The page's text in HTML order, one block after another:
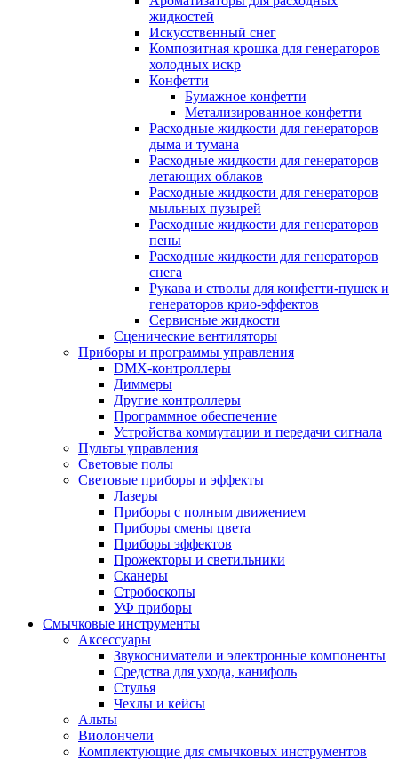
жидкостей
Искусственный снег
Композитная крошка для генераторов
холодных искр
Конфетти
Бумажное конфетти
Метализированное конфетти
Расходные жидкости для генераторов
дыма и тумана
Расходные жидкости для генераторов
летающих облаков
Расходные жидкости для генераторов
мыльных пузырей
Расходные жидкости для генераторов
пены
Расходные жидкости для генераторов
снега
Рукава и стволы для конфетти-пушек и
генераторов крио-эффектов
Сервисные жидкости
Сценические вентиляторы
Приборы и программы управления
DMX-контроллеры
Диммеры
Другие контроллеры
Программное обеспечение
Устройства коммутации и передачи сигнала
Пульты управления
Световые полы
Световые приборы и эффекты
Лазеры
Приборы с полным движением
Приборы смены цвета
Приборы эффектов
Прожекторы и светильники
Сканеры
Стробоскопы
УФ приборы
Смычковые инструменты
Аксессуары
Звукосниматели и электронные компоненты
Средства для ухода, канифоль
Стулья
Чехлы и кейсы
Альты
Виолончели
Комплектующие для смычковых инструментов